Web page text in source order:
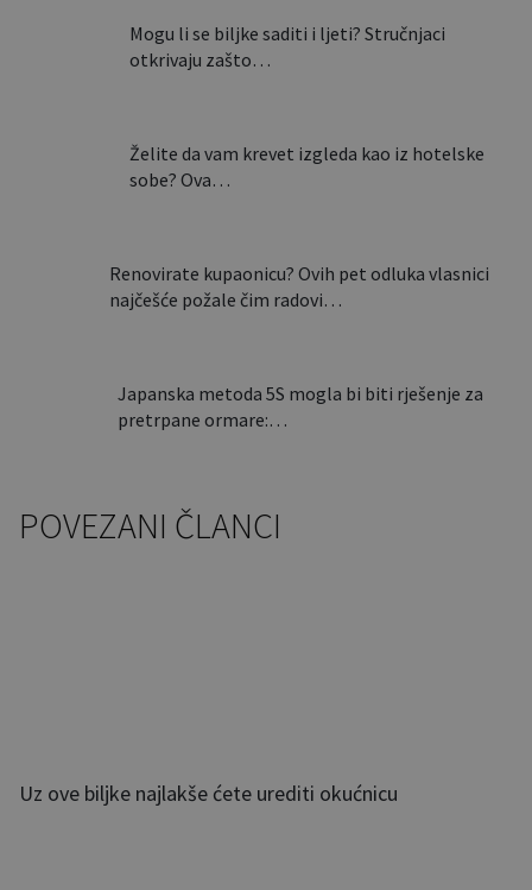
Mogu li se biljke saditi i ljeti? Stručnjaci
otkrivaju zašto…
Želite da vam krevet izgleda kao iz hotelske
sobe? Ova…
Renovirate kupaonicu? Ovih pet odluka vlasnici
najčešće požale čim radovi…
Japanska metoda 5S mogla bi biti rješenje za
pretrpane ormare:…
POVEZANI ČLANCI
Uz ove biljke najlakše ćete urediti okućnicu